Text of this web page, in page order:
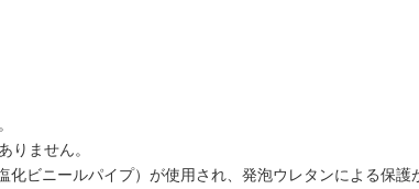
りません。
ビニールパイプ）が使用され、発泡ウレタンによる保護